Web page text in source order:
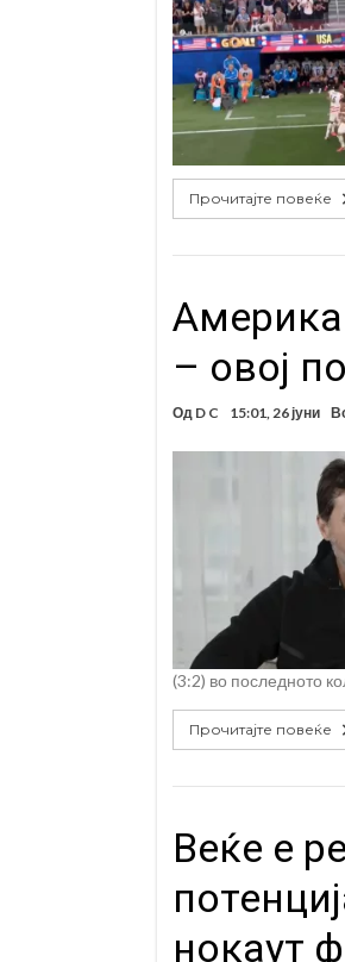
Прочитајте повеќе
– овој
Од D C 15:01, 26 јуни
(3:2) во последното
Прочитајте повеќе
Веќе е
нокаут